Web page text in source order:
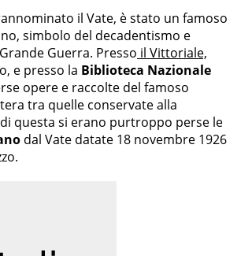
il Vate, è stato un famoso
simbolo del decadentismo e
Guerra. Presso il Vittoriale,
e presso la Biblioteca Nazionale
opere e raccolte del famoso
tra quelle conservate alla
questa si erano purtroppo perse le
dal Vate datate 18 novembre 1926